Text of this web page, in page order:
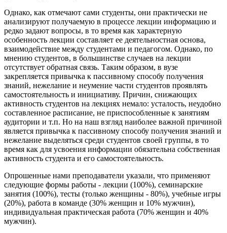
Однако, как отмечают сами студенты, они практически не
анализируют получаемую в процессе лекции информацию и
редко задают вопросы, в то время как характерную
особенность лекции составляет ее деятельностная основа,
взаимодействие между студентами и педагогом. Однако, по
мнению студентов, в большинстве случаев на лекции
отсутствует обратная связь. Таким образом, в вузе
закрепляется привычка к пассивному способу получения
знаний, нежелание и неумение части студентов проявлять
самостоятельность и инициативу. Причин, снижающих
активность студентов на лекциях немало: усталость, неудобно
составленное расписание, не приспособленные к занятиям
аудитории и т.п. Но на наш взгляд наиболее важной причиной
является привычка к пассивному способу получения знаний и
нежелание выделяться среди студентов своей группы, в то
время как для усвоения информации обязательна собственная
активность студента и его самостоятельность.
Опрошенные нами преподаватели указали, что применяют
следующие формы работы - лекции (100%), семинарские
занятия (100%), тесты (только женщины - 80%), учебные игры
(20%), работа в команде (30% женщин и 10% мужчин),
индивидуальная практическая работа (70% женщин и 40%
мужчин).